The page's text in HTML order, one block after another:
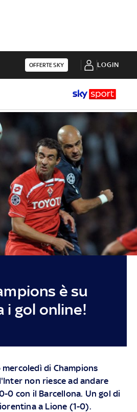
OFFERTE SKY LOGIN
è su
i gol online!
di Champions
non riesce ad andare
0 con il Barcellona. Un gol di
a Lione (1-0).